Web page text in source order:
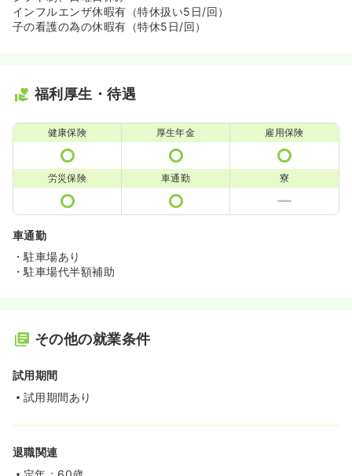
インフルエンザ休暇有（特休扱い5日/回）
子の看護の為の休暇有（特休5日/回）
福利厚生・待遇
健康保険 厚生年金 雇用保険
労災保険 車通勤 寮
車通勤
・駐車場あり
・駐車場代半額補助
その他の就業条件
試用期間
試用期間あり
退職関連